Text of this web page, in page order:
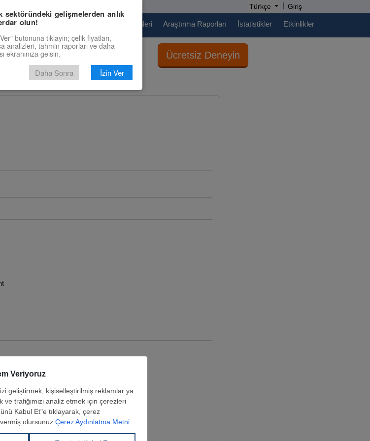
Türkçe | Giriş
Pazaryeri Fiyat Tahminleri Araştırma Raporları İstatistikler Etkinlikler
Ücretsiz Deneyin
sektöründeki gelişmelerden anlık
olun!
butonuna tıklayın; çelik fiyatları,
analizleri, tahmin raporları ve daha
ekranınıza gelsin.
Daha Sonra İzin Ver